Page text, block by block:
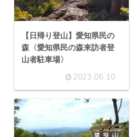
【日帰り登山】愛知県民の
森〈愛知県民の森来訪者登
山者駐車場〉
2023.06.10